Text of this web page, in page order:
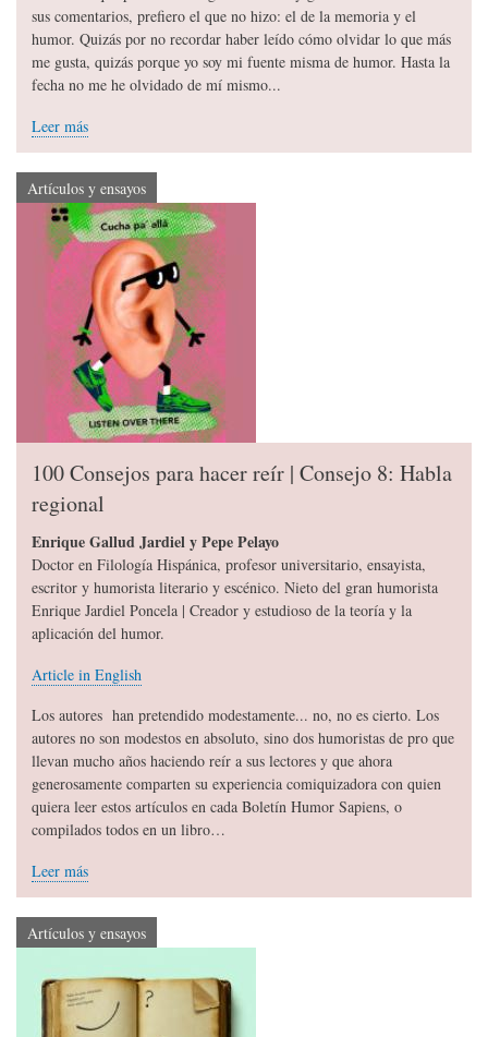
sus comentarios, prefiero el que no hizo: el de la memoria y el
humor. Quizás por no recordar haber leído cómo olvidar lo que más
me gusta, quizás porque yo soy mi fuente misma de humor. Hasta la
fecha no me he olvidado de mí mismo...
Leer más
Artículos y ensayos
100 Consejos para hacer reír | Consejo 8: Habla
regional
Enrique Gallud Jardiel y Pepe Pelayo
Doctor en Filología Hispánica, profesor universitario, ensayista,
escritor y humorista literario y escénico. Nieto del gran humorista
Enrique Jardiel Poncela | Creador y estudioso de la teoría y la
aplicación del humor.
Article in English
Los autores han pretendido modestamente... no, no es cierto. Los
autores no son modestos en absoluto, sino dos humoristas de pro que
llevan mucho años haciendo reír a sus lectores y que ahora
generosamente comparten su experiencia comiquizadora con quien
quiera leer estos artículos en cada Boletín Humor Sapiens, o
compilados todos en un libro…
Leer más
Artículos y ensayos